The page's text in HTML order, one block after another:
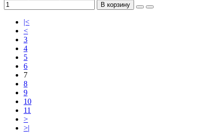
В корзину
|<
<
3
4
5
6
7
8
9
10
11
>
>|